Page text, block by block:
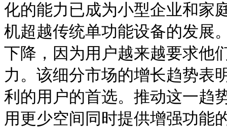
化的能力已成为小型企业和家
机超越传统单功能设备的发展
下降，因为用户越来越要求他
力。该细分市场的增长趋势表
利的用户的首选。推动这一趋
用更少空间同时提供增强功能